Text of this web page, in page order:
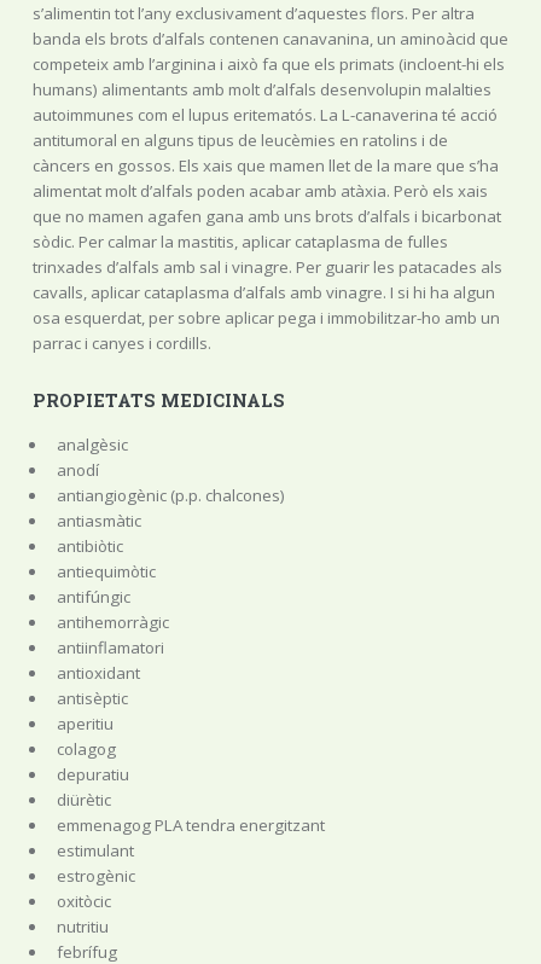
s’alimentin tot l’any exclusivament d’aquestes flors. Per altra
banda els brots d’alfals contenen canavanina, un aminoàcid que
competeix amb l’arginina i això fa que els primats (incloent-hi els
humans) alimentants amb molt d’alfals desenvolupin malalties
autoimmunes com el lupus eritematós. La L-canaverina té acció
antitumoral en alguns tipus de leucèmies en ratolins i de
càncers en gossos. Els xais que mamen llet de la mare que s’ha
alimentat molt d’alfals poden acabar amb atàxia. Però els xais
que no mamen agafen gana amb uns brots d’alfals i bicarbonat
sòdic. Per calmar la mastitis, aplicar cataplasma de fulles
trinxades d’alfals amb sal i vinagre. Per guarir les patacades als
cavalls, aplicar cataplasma d’alfals amb vinagre. I si hi ha algun
osa esquerdat, per sobre aplicar pega i immobilitzar-ho amb un
parrac i canyes i cordills.
PROPIETATS MEDICINALS
analgèsic
anodí
antiangiogènic (p.p. chalcones)
antiasmàtic
antibiòtic
antiequimòtic
antifúngic
antihemorràgic
antiinflamatori
antioxidant
antisèptic
aperitiu
colagog
depuratiu
diürètic
emmenagog PLA tendra energitzant
estimulant
estrogènic
oxitòcic
nutritiu
febrífug